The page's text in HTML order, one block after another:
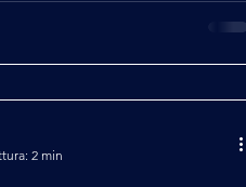
oraria che si
pericolo per l'evoluzione
2 min